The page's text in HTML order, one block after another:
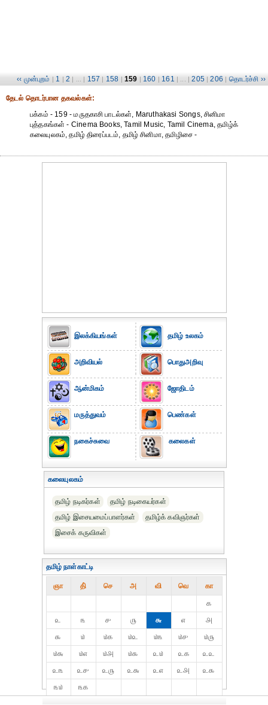
‹‹ முன்புறம் | 1 | 2 | ... | 157 | 158 | 159 | 160 | 161 | ... | 205 | 206 | தொடர்ச்சி ››
தேட‌ல் தொட‌ர்பான தகவ‌ல்க‌ள்:
பக்கம் - 159 - மருதகாசி பாடல்கள், Maruthakasi Songs, சினிமா
புத்தகங்கள் - Cinema Books, Tamil Music, Tamil Cinema, தமிழ்க்
கலையுலகம், தமிழ் திரைப்படம், தமிழ் சினிமா, தமிழிசை -
இலக்கியங்கள்
அறிவியல்
ஆன்மிகம்
மருத்துவம்
நகைச்சுவை
தமிழ் உலகம்
பொதுஅறிவு
ஜோதிடம்
பெண்கள்
கலைகள்
கலையுலகம்
தமிழ் நடிகர்கள்
தமிழ் நடிகையர்கள்
தமிழ் இசையமைப்பாளர்கள்
தமிழ்க் கவிஞர்கள்
இசைக் கருவிகள்
தமிழ் நாள்காட்டி
ஞா தி் செ அ வி வெ கா
௧
௨
௩ ௪ ௫ ௬ ௭
௮
௯
௰ ௰௧ ௰௨ ௰௩ ௰௪
௰௫
௰௬
௰௭ ௰௮ ௰௯ ௨௰ ௨௧
௨௨
௨௩
௨௪ ௨௫ ௨௬ ௨௭ ௨௮
௨௯
௩௰
௩௧